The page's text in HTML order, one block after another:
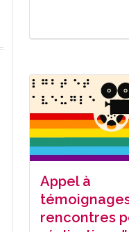
Appel à
rencontres